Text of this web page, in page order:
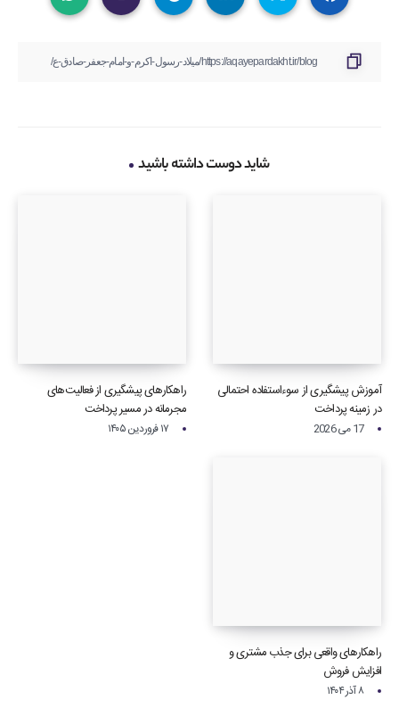
شاید دوست داشته باشید
آموزش پیشگیری از سوءاستفاده احتمالی
در زمینه پرداخت‌
17 می 2026
راهکارهای پیشگیری از فعالیت‌های
مجرمانه در مسیر پرداخت
۱۷ فروردین ۱۴۰۵
راهکارهای واقعی برای جذب مشتری و
افزایش فروش
۸ آذر ۱۴۰۴